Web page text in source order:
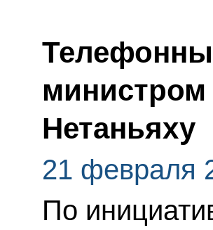
Нетаньяху
21 февраля
По